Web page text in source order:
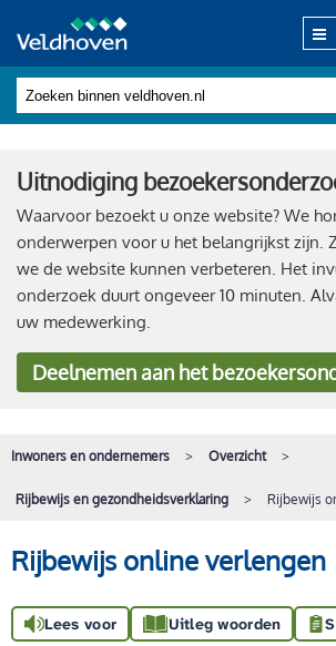
Uitnodiging
Waarvoor bezoekt u onze website? We
onderwerpen voor u het belangrijkst zijn.
we de website kunnen verbeteren. Het
onderzoek duurt ongeveer 10 minuten.
uw medewerking.
Deelnemenaan het
Inwoners en ondernemers Overzicht
Rijbewijs en gezondheidsverklaring Rijbewijs
Rijbewijs online verlengen
Lees voor Uitleg woorden